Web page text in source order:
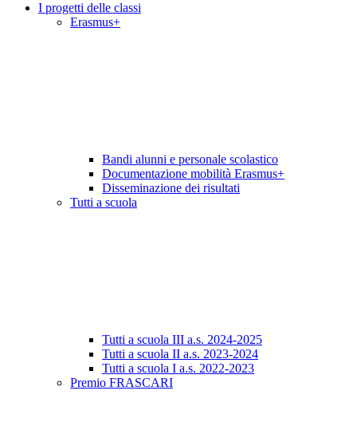
I progetti delle classi
Erasmus+
Bandi alunni e personale scolastico
Documentazione mobilità Erasmus+
Disseminazione dei risultati
Tutti a scuola
Tutti a scuola III a.s. 2024-2025
Tutti a scuola II a.s. 2023-2024
Tutti a scuola I a.s. 2022-2023
Premio FRASCARI